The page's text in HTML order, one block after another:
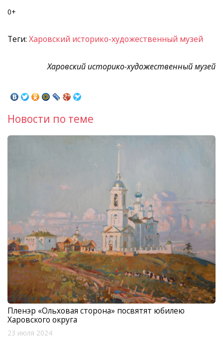
0+
Теги: Харовский историко-художественный музей
Харовский историко-художественный музей
Новости по теме
Пленэр «Ольховая сторона» посвятят юбилею
Харовского округа
23 июля 2024